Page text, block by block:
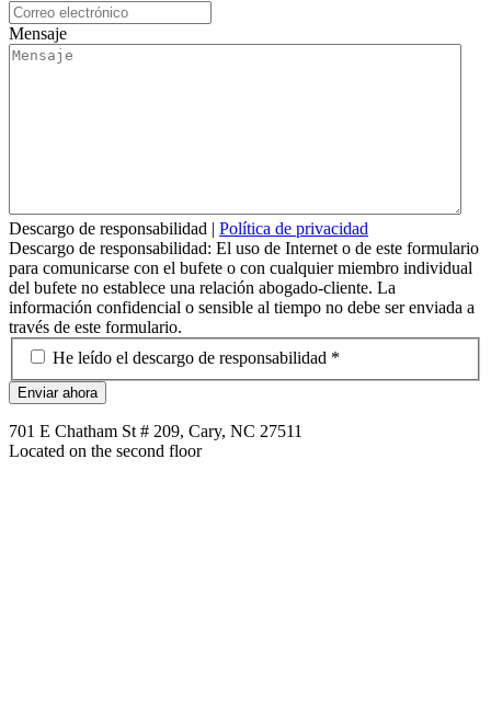
Mensaje
Descargo de responsabilidad | Política de privacidad
Descargo de responsabilidad: El uso de Internet o de este formulario
para comunicarse con el bufete o con cualquier miembro individual
del bufete no establece una relación abogado-cliente. La
información confidencial o sensible al tiempo no debe ser enviada a
través de este formulario.
*
He leído el descargo de responsabilidad *
701 E Chatham St # 209, Cary, NC 27511
Located on the second floor